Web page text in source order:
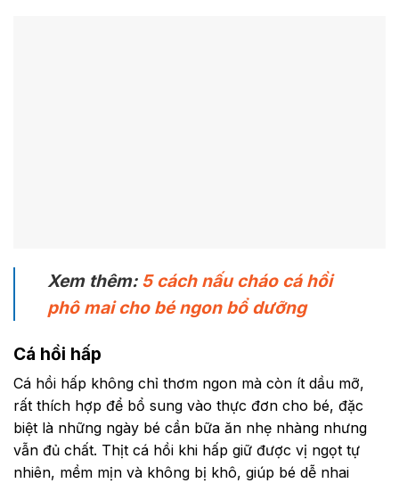
Xem thêm: 5 cách nấu cháo cá hồi
phô mai cho bé ngon bổ dưỡng
Cá hồi hấp
Cá hồi hấp không chỉ thơm ngon mà còn ít dầu mỡ,
rất thích hợp để bổ sung vào thực đơn cho bé, đặc
biệt là những ngày bé cần bữa ăn nhẹ nhàng nhưng
vẫn đủ chất. Thịt cá hồi khi hấp giữ được vị ngọt tự
nhiên, mềm mịn và không bị khô, giúp bé dễ nhai